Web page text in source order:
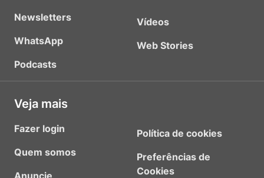
Newsletters
WhatsApp
Podcasts
Vídeos
Web Stories
Veja mais
Fazer login
Quem somos
Anuncie
Política de cookies
Preferências de
Cookies